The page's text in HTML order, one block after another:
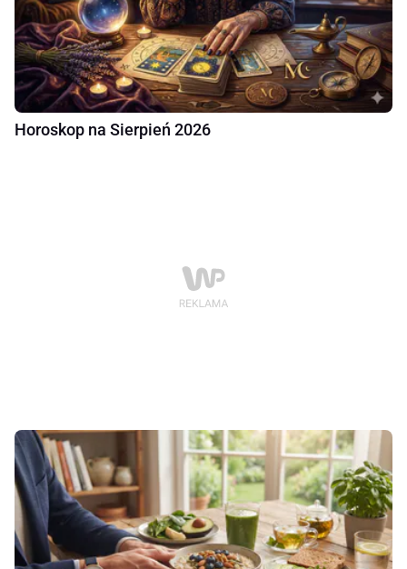
Horoskop na Sierpień 2026